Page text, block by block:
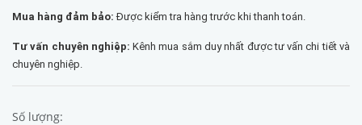
Mua hàng đảm bảo: Được kiểm tra hàng trước khi thanh toán.
Tư vấn chuyên nghiệp: Kênh mua sắm duy nhất được tư vấn chi tiết và
chuyên nghiệp.
Số lượng: